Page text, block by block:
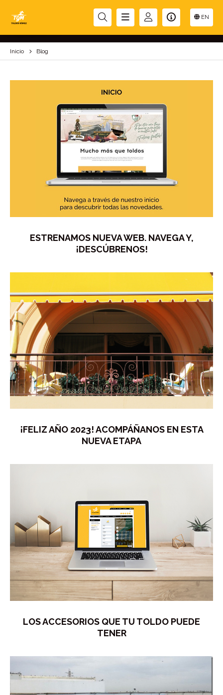
EN
BLOG
Inicio Blog
ESTRENAMOS NUEVA WEB. NAVEGA Y,
¡DESCÚBRENOS!
¡FELIZ AÑO 2023! ACOMPÁÑANOS EN ESTA
NUEVA ETAPA
LOS ACCESORIOS QUE TU TOLDO PUEDE
TENER